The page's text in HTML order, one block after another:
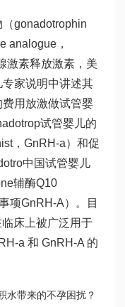
gonadotrophin
analogue，
激素释放激素，美
专家说明中讲述其
用 放激做试管婴
试管婴儿的
，GnRH-a）和促
中国试管婴儿
辅酶Q10
项GnRH-A）。目
床上被广泛用于
a 和 GnRH-A 的
水带来的不孕困扰？